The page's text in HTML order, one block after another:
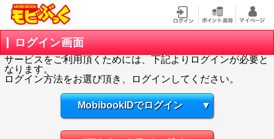
ログイン画面
サービスをご利用頂くためには、下記よりログインが必要と
なります。
ログイン方法をお選び頂き、ログインしてください。
MobibookIDでログイン ▼